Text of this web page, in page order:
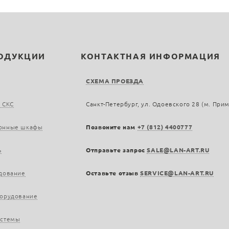
СКС
шкафы
КОНТАКТНАЯ ИНФОРМАЦИЯ
СХЕМА ПРОЕЗДА
Санкт-Петербург, ул. Одоевского 28 (м.
Позвоните нам +7 (812) 4400777
Отправьте запросSALE@LAN-ART.RU
Оставьте отзывSERVICE@LAN-ART.RU